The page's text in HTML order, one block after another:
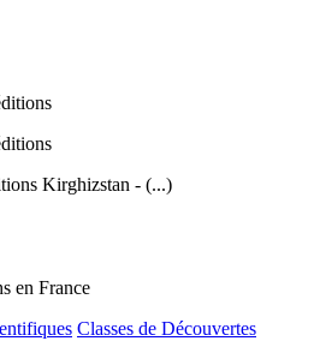
Kirghizstan - (...)
en France
Classes de Découvertes